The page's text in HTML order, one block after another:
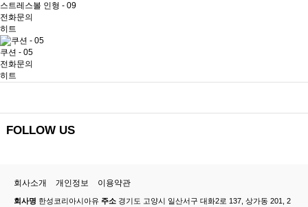
스트레스볼 인형 - 09
전화문의
히트
쿠션 - 05
전화문의
히트
FOLLOW US
회사소개 개인정보 이용약관
회사명 한성코리아시아유 주소 경기도 고양시 일산서구 대화2로 137, 상가동 201, 2